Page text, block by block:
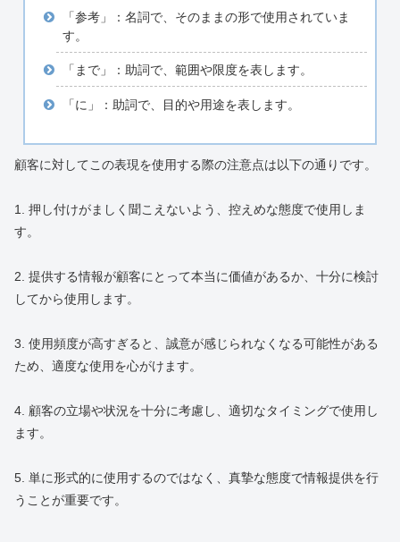
「参考」：名詞で、そのままの形で使用されていま
す。
「まで」：助詞で、範囲や限度を表します。
「に」：助詞で、目的や用途を表します。
顧客に対してこの表現を使用する際の注意点は以下の通りです。
1. 押し付けがましく聞こえないよう、控えめな態度で使用しま
す。
2. 提供する情報が顧客にとって本当に価値があるか、十分に検討
してから使用します。
3. 使用頻度が高すぎると、誠意が感じられなくなる可能性がある
ため、適度な使用を心がけます。
4. 顧客の立場や状況を十分に考慮し、適切なタイミングで使用し
ます。
5. 単に形式的に使用するのではなく、真摯な態度で情報提供を行
うことが重要です。